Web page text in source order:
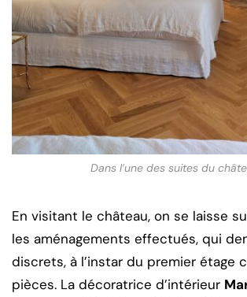
Dans l’une des suites du
En visitant le château, on se laisse
les aménagements effectués, qui
discrets, à l’instar du premier étage
pièces. La décoratrice d’intérieur